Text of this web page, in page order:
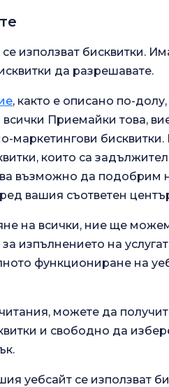
за
използват бисквитки.
да разрешавате.
, както е описано по-долу,
Приемайки това,
бисквитки.
които са
възможно да подобрим
вашия съответен
на всички, ние ще
изпълнението на
функциониране на
можете да
и свободно да
уебсайт се използват